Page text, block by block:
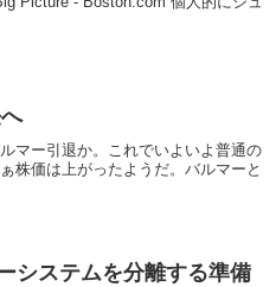
マー引退か。これでいよいよ普通の
株価は上がったようだ。バルマーと
システムを分離する準備